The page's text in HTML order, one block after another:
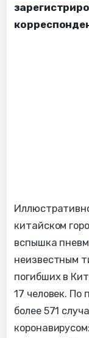
китайском
вспышка
неизвестным
погибших в
17 человек. По
более 571